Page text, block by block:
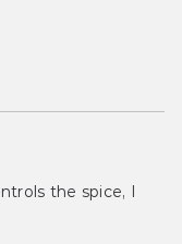
the spice, I